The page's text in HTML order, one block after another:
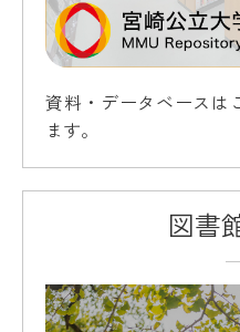
資料・データベースは
ます。
図書